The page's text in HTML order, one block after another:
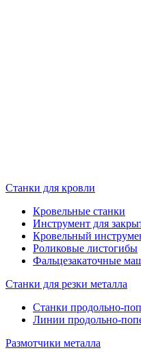
Станки для кровли
Кровельные станки
Инструмент для
Кровельный
Роликовые листогибы
Фальцезакаточные
Станки для резки металла
Станки продольно-
Линии продольно-
Размотчики металла